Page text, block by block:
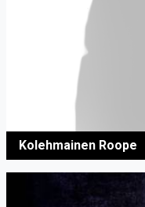
Kolehmainen Roope